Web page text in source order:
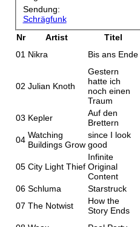
Sendung:
Schrägfunk
Nr
Artist Titel
01 Nikra Bis ans Ende
02 Julian Knoth
Gestern
hatte ich
noch einen
Traum
03 Kepler
Auf den
Brettern
04 Watching
Buildings Grow
since I look
good
05 City Light Thief
Infinite
Original
Content
06 Schluma Starstruck
07 The Notwist
How the
Story Ends